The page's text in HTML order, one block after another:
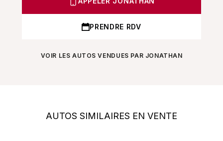
PRENDRE RDV
VOIR LES AUTOS VENDUES PAR JONATHAN
AUTOS SIMILAIRES EN VENTE